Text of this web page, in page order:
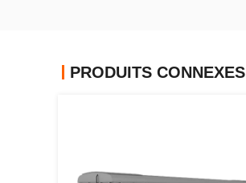
PRODUITS CONNEXES